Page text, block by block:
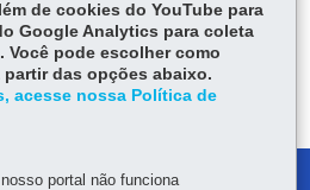
ce
bo
ok
Tw
itt
er
ha
ts
Ap
p
Imprimir Baixar
de cookies do YouTube para
Google Analytics para coleta
pode escolher como
das opções abaixo.
acesse nossa Política de
portal não funciona